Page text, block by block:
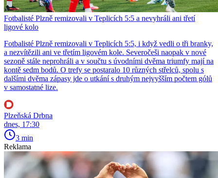
Fotbalisté Plzně remizovali v Teplicích 5:5 a nevyhráli ani třetí
ligové kolo
Fotbalisté Plzně remizovali v Teplicích 5:5, i když vedli o tři branky,
a nezvítězili ani ve třetím ligovém kole. Severočeši naopak v nové
sezoně stále neprohráli a v součtu s úvodními dvěma triumfy mají na
kontě sedm bodů. O trefy se postaralo 10 různých střelců, spolu s
dalšími dvěma zápasy jde o utkání s druhým nejvyšším počtem gólů
v samostatné lize.
Plzeňská Drbna
dnes, 17:30
3 min
Reklama